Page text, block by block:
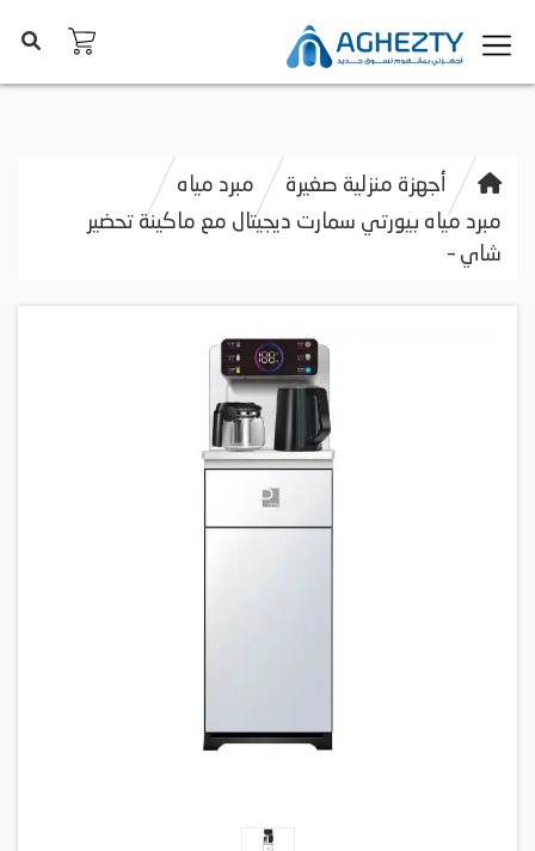
أجهزة منزلية صغيرة
مبرد مياه
مبرد مياه بيورتي سمارت ديجيتال مع ماكينة تحضير
شاي –